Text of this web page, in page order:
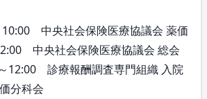
中央社会保険医療協議会 薬価
中央社会保険医療協議会 総会
12:00 診療報酬調査専門組織 入院
分科会